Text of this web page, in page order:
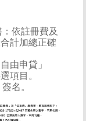
依註冊費及
計加總正確
由申貸」
項目。
名。